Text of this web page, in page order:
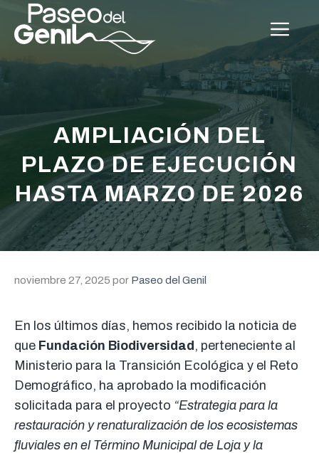
Saltar
AMPLIACIÓN DEL
PLAZO DE EJECUCIÓN
HASTA MARZO DE 2026
noviembre 27, 2025 por Paseo del Genil
En los últimos días, hemos recibido la noticia de
que Fundación Biodiversidad, perteneciente al
Ministerio para la Transición Ecológica y el Reto
Demográfico, ha aprobado la modificación
solicitada para el proyecto “Estrategia para la
restauración y renaturalización de los ecosistemas
fluviales en el Término Municipal de Loja y la